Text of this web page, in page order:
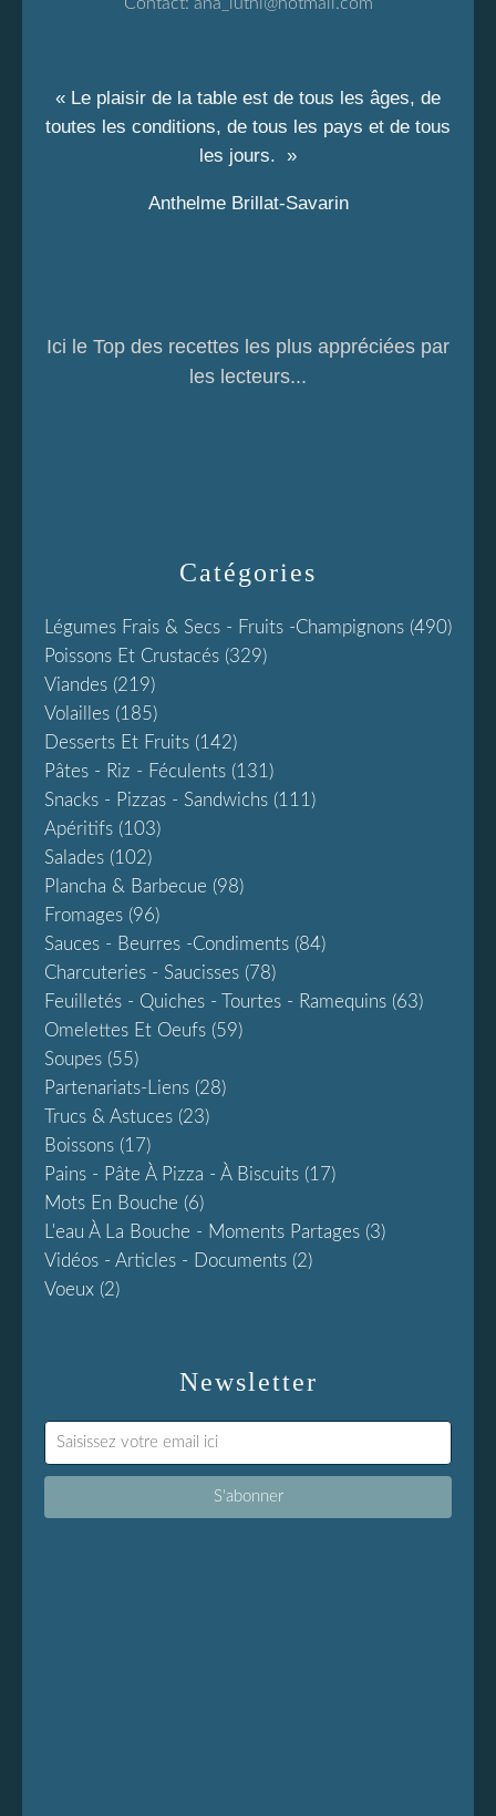
Newsletter
Catégories
Légumes Frais & Secs - Fruits -champignons (490)
Poissons Et Crustacés (329)
Viandes (219)
Volailles (185)
Desserts Et Fruits (142)
Pâtes - Riz - Féculents (131)
Snacks - Pizzas - Sandwichs (111)
Apéritifs (103)
Salades (102)
Plancha & Barbecue (98)
Fromages (96)
Sauces - Beurres -condiments (84)
Charcuteries - Saucisses (78)
Feuilletés - Quiches - Tourtes - Ramequins (63)
Omelettes Et Oeufs (59)
Soupes (55)
Partenariats-Liens (28)
Trucs & Astuces (23)
Boissons (17)
Pains - Pâte À Pizza - À Biscuits (17)
Mots En Bouche (6)
L'eau À La Bouche - Moments Partages (3)
Vidéos - Articles - Documents (2)
Voeux (2)
« Le plaisir de la table est de tous les âges, de
toutes les conditions, de tous les pays et de tous
les jours. »
Anthelme Brillat-Savarin
Ici le Top des recettes les plus appréciées par
les lecteurs...